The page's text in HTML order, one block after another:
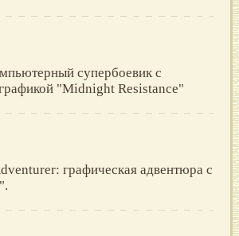
супербоевик c
"Midnight Resistance"
графическая адвентюра с